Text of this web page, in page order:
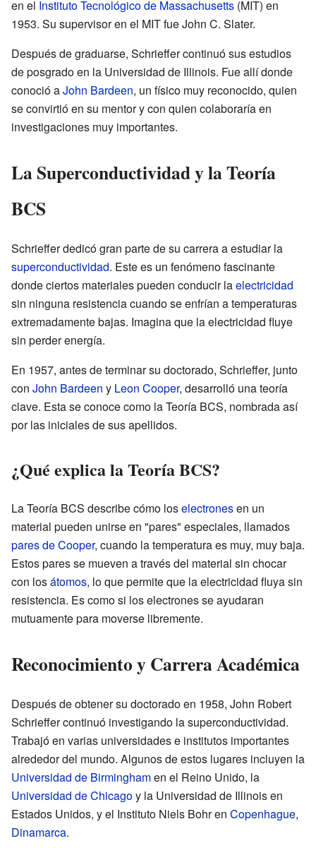
en el Instituto Tecnológico de Massachusetts (MIT) en
1953. Su supervisor en el MIT fue John C. Slater.
Después de graduarse, Schrieffer continuó sus estudios
de posgrado en la Universidad de Illinois. Fue allí donde
conoció aJohn Bardeen, un físico muy reconocido, quien
se convirtió en su mentor y con quien colaboraría en
investigaciones muy importantes.
La Superconductividad y la Teoría
BCS
Schrieffer dedicó gran parte de su carrera a estudiar la
superconductividad. Este es un fenómeno fascinante
donde ciertos materiales pueden conducir laelectricidad
sin ninguna resistencia cuando se enfrían a temperaturas
extremadamente bajas. Imagina que la electricidad fluye
sin perder energía.
En 1957, antes de terminar su doctorado, Schrieffer, junto
con John Bardeen y Leon Cooper, desarrolló una teoría
clave. Esta se conoce como la Teoría BCS, nombrada así
por las iniciales de sus apellidos.
¿Qué explica la Teoría BCS?
La Teoría BCS describe cómo loselectronesen un
material pueden unirse en "pares" especiales, llamados
pares de Cooper, cuando la temperatura es muy, muy baja.
Estos pares se mueven a través del material sin chocar
con losátomos, lo que permite que la electricidad fluya sin
resistencia. Es como si los electrones se ayudaran
mutuamente para moverse libremente.
Reconocimiento y Carrera Académica
Después de obtener su doctorado en 1958, John Robert
Schrieffer continuó investigando la superconductividad.
Trabajó en varias universidades e institutos importantes
alrededor del mundo. Algunos de estos lugares incluyen la
Universidad de Birminghamen el Reino Unido, la
Universidad de Chicagoy la Universidad de Illinois en
Estados Unidos, y el Instituto Niels Bohr en Copenhague,
Dinamarca.